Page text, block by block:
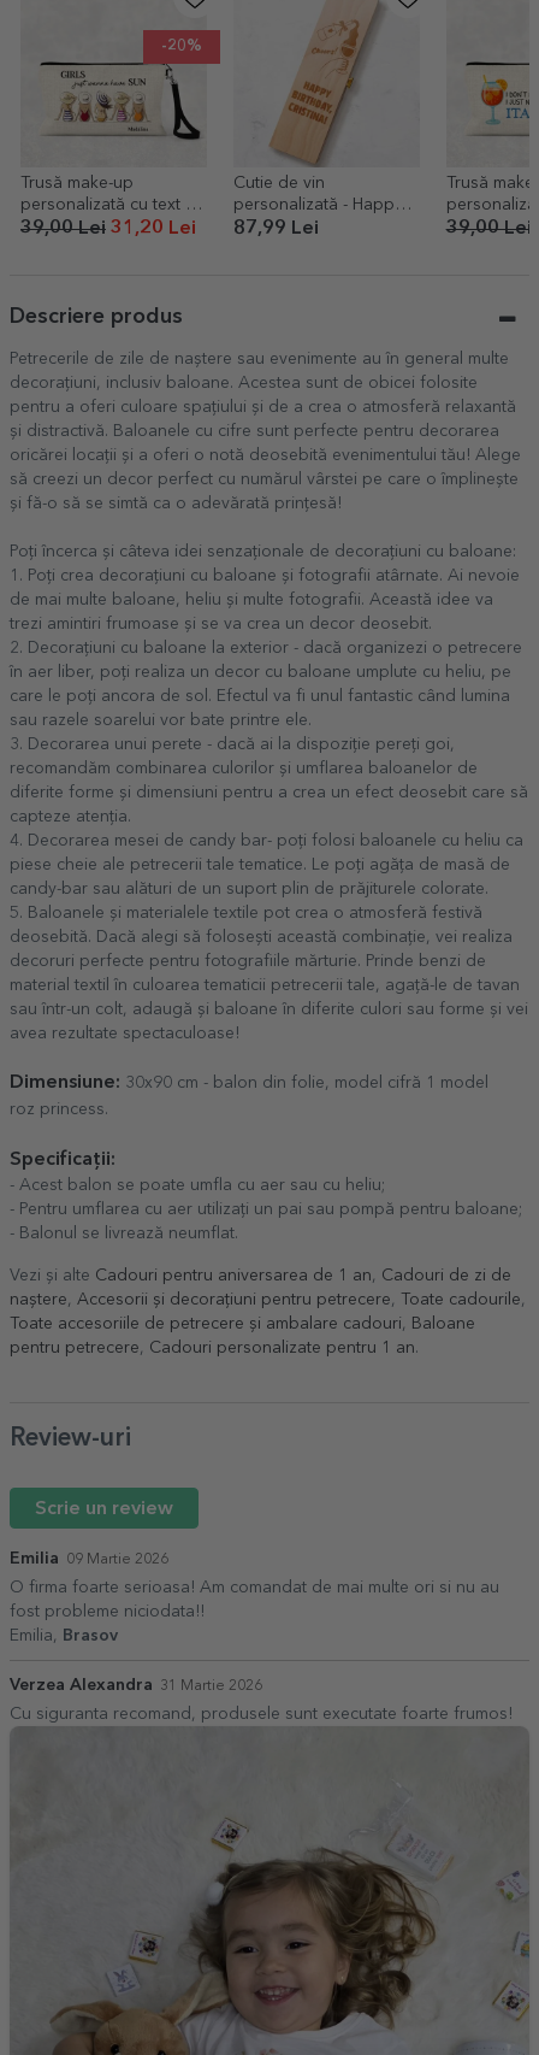
-20%
Trusă make-up
personalizată cu text -
Summer girls
39,00 Lei 31,20 Lei
Cutie de vin
personalizată - Happy
Birthday
87,99 Lei
Trusă
Italy
39,00 Lei
Descriere produs
Petrecerile de zile de naștere sau evenimente au în general multe
decorațiuni, inclusiv baloane. Acestea sunt de obicei folosite
pentru a oferi culoare spațiului și de a crea o atmosferă relaxantă
și distractivă. Baloanele cu cifre sunt perfecte pentru decorarea
oricărei locații și a oferi o notă deosebită evenimentului tău! Alege
să creezi un decor perfect cu numărul vârstei pe care o împlinește
și fă-o să se simtă ca o adevărată prințesă!
Poți încerca și câteva idei senzaționale de decorațiuni cu baloane:
1. Poți crea decorațiuni cu baloane și fotografii atârnate. Ai nevoie
de mai multe baloane, heliu și multe fotografii. Această idee va
trezi amintiri frumoase și se va crea un decor deosebit.
2. Decorațiuni cu baloane la exterior - dacă organizezi o petrecere
în aer liber, poți realiza un decor cu baloane umplute cu heliu, pe
care le poți ancora de sol. Efectul va fi unul fantastic când lumina
sau razele soarelui vor bate printre ele.
3. Decorarea unui perete - dacă ai la dispoziție pereți goi,
recomandăm combinarea culorilor și umflarea baloanelor de
diferite forme și dimensiuni pentru a crea un efect deosebit care să
capteze atenția.
4. Decorarea mesei de candy bar- poți folosi baloanele cu heliu ca
piese cheie ale petrecerii tale tematice. Le poți agăța de masă de
candy-bar sau alături de un suport plin de prăjiturele colorate.
5. Baloanele și materialele textile pot crea o atmosferă festivă
deosebită. Dacă alegi să folosești această combinație, vei realiza
decoruri perfecte pentru fotografiile mărturie. Prinde benzi de
material textil în culoarea tematicii petrecerii tale, agață-le de tavan
sau într-un colt, adaugă și baloane în diferite culori sau forme și vei
avea rezultate spectaculoase!
Dimensiune: 30x90 cm - balon din folie, model cifră 1 model
roz princess.
Specificații:
- Acest balon se poate umfla cu aer sau cu heliu;
- Pentru umflarea cu aer utilizați un pai sau pompă pentru baloane;
- Balonul se livrează neumflat.
Vezi și alte Cadouri pentru aniversarea de 1 an, Cadouri de zi de
naștere, Accesorii și decorațiuni pentru petrecere, Toate cadourile,
Toate accesoriile de petrecere și ambalare cadouri, Baloane
pentru petrecere, Cadouri personalizate pentru 1 an.
Review-uri
Scrie un review
Emilia 09 Martie 2026
O firma foarte serioasa! Am comandat de mai multe ori si nu au
fost probleme niciodata!!
Emilia,
Brasov
Verzea Alexandra 31 Martie 2026
Cu siguranta recomand, produsele sunt executate foarte frumos!